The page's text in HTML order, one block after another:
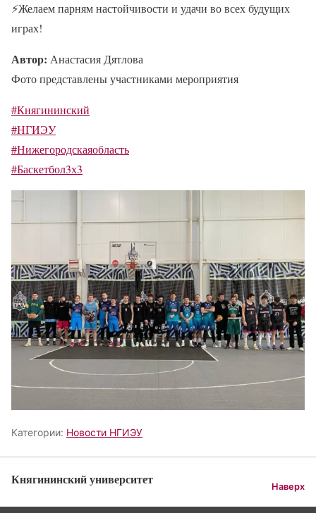
⚡Желаем парням настойчивости и удачи во всех будущих
играх!
Автор: Анастасия Дятлова
Фото представлены участниками мероприятия
#Княгининский
#НГИЭУ
#Нижегородскаяобласть
#Баскетбол3х3
Категории: Новости НГИЭУ
Княгининский университет Наверх